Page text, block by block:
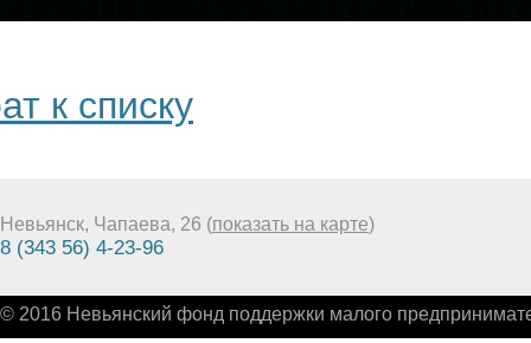
к списку
Невьянск, Чапаева, 26 (показать на карте)
8 (343 56) 4-23-96
© 2016 Невьянский фонд поддержки малого